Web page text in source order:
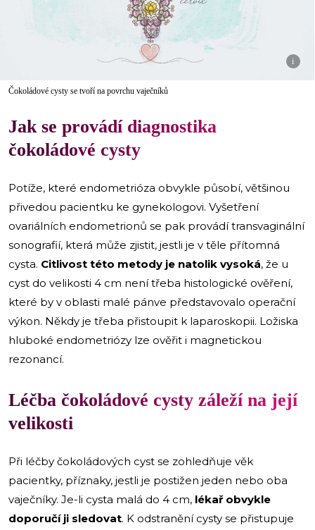
i
Čokoládové cysty se tvoří na povrchu vaječníků
Jak se provádí diagnostika
čokoládové cysty
Potíže, které endometrióza obvykle působí, většinou
přivedou pacientku ke gynekologovi. Vyšetření
ovariálních endometrionů se pak provádí transvaginální
sonografií, která může zjistit, jestli je v těle přítomná
cysta. Citlivost této metody je natolik vysoká, že u
cyst do velikosti 4 cm není třeba histologické ověření,
které by v oblasti malé pánve představovalo operační
výkon. Někdy je třeba přistoupit k laparoskopii. Ložiska
hluboké endometriózy lze ověřit i magnetickou
rezonancí.
Léčba čokoládové cysty záleží na její
velikosti
Při léčby čokoládových cyst se zohledňuje věk
pacientky, příznaky, jestli je postižen jeden nebo oba
vaječníky. Je-li cysta malá do 4 cm, lékař obvykle
doporučí ji sledovat. K odstranění cysty se přistupuje